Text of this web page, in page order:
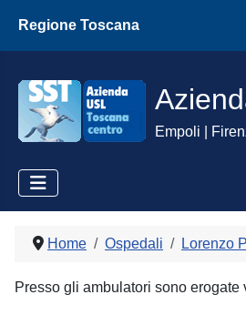
Regione Toscana
Empoli |
Home Ospedali Lorenzo
Presso gli ambulatori sono